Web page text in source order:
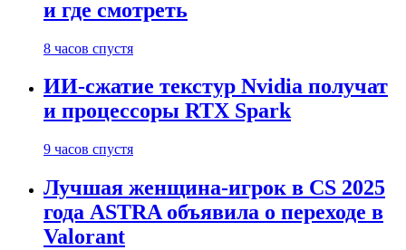
и где смотреть
8 часов спустя
ИИ-сжатие текстур Nvidia получат
и процессоры RTX Spark
9 часов спустя
Лучшая женщина-игрок в CS 2025
года ASTRA объявила о переходе в
Valorant